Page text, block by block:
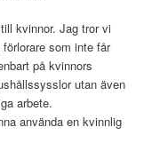
kvinnor. Jag tror vi
som inte får
på kvinnors
utan även
arbete.
använda en kvinnlig